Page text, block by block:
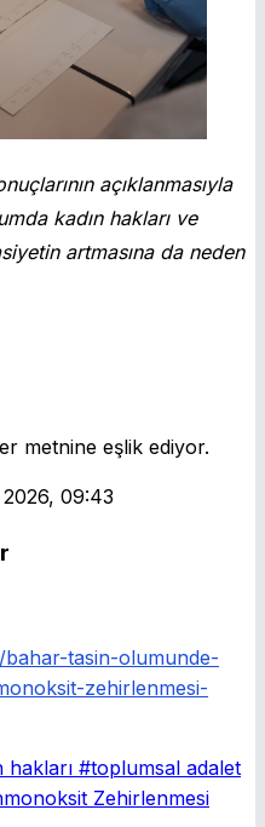
açıklanmasıyla
kadın hakları ve
artmasına da neden
metnine eşlik ediyor.
09:43
tasin-olumunde-
zehirlenmesi-
hakları #toplumsal adalet
Zehirlenmesi